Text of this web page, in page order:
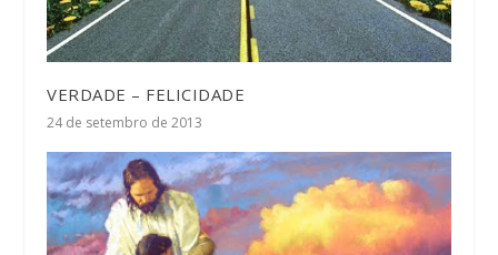
VERDADE – FELICIDADE
24 de setembro de 2013